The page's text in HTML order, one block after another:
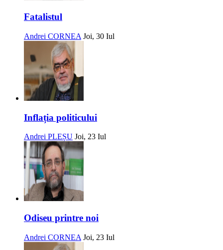
Fatalistul
Andrei CORNEA Joi, 30 Iul
Inflația politicului
Andrei PLEȘU Joi, 23 Iul
Odiseu printre noi
Andrei CORNEA Joi, 23 Iul